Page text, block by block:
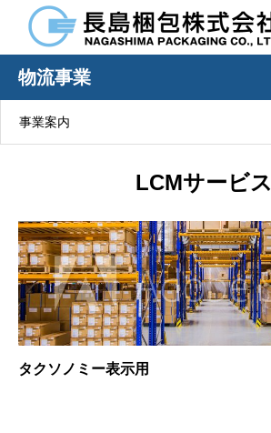
物流事業
事業案内
LCMサービス
タクソノミー表示用